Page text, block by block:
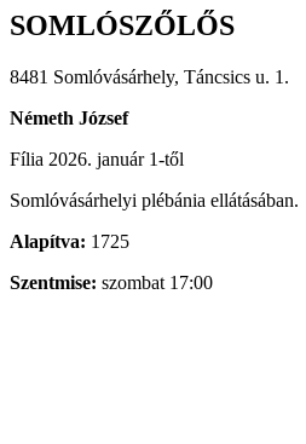
SOMLÓSZŐLŐS
8481 Somlóvásárhely, Táncsics u. 1.
Németh József
Fília 2026. január 1-től
Somlóvásárhelyi plébánia ellátásában.
Alapítva: 1725
Szentmise: szombat 17:00